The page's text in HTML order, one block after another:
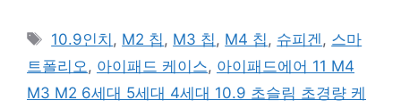
태
그
10.9인치 , M2 칩 , M3 칩 , M4 칩 , 슈피겐 , 스마
트폴리오 , 아이패드 케이스, 아이패드에어 11 M4
M3 M2 6세대 5세대 4세대 10.9 초슬림 초경량 케